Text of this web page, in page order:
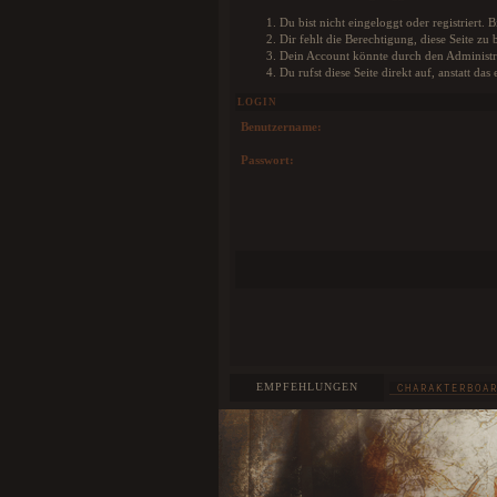
könnt, damit jeder weiß wo euer
befindet. Als besonderes Add-on könnt
Profil sogar eine Farbe für euren Pin
wurde extra ein Colorpicker im Nutzerprofil
Du bist nicht eingeloggt oder registriert.
Dir fehlt die Berechtigung, diese Seite zu
Dein Account könnte durch den
Du rufst diese Seite direkt auf, anstatt
LOGIN
Benutzername:
Passwort:
EMPFEHLUNGEN